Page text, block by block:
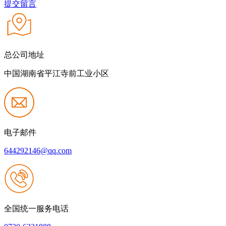
提交留言
总公司地址
中国湖南省平江寺前工业小区
电子邮件
644292146@qq.com
全国统一服务电话